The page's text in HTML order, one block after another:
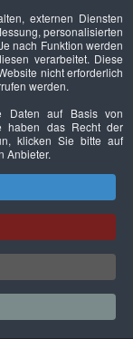
externen Diensten
personalisierten
nach Funktion werden
verarbeitet. Diese
nicht erforderlich
werden.
Daten auf Basis von
haben das Recht der
klicken Sie bitte auf
Anbieter.